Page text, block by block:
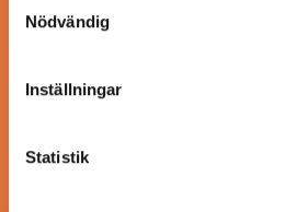
annons- och analysföretag som vi
Dessa kan i sin tur kombinera
information som du har
samlat in när du har använt deras
Nödvändig
Inställningar
Statistik